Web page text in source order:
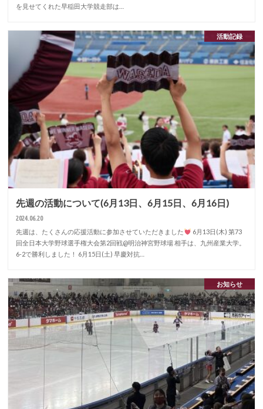
を見せてくれた早稲田大学競走部は…
活動記録
先週の活動について(6月13日、6月15日、6月16日)
2024.06.20
先週は、たくさんの応援活動に参加させていただきました
6月13日(木) 第73
回全日本大学野球選手権大会第2回戦@明治神宮野球場 相手は、九州産業大学。
6-2で勝利しました！ 6月15日(土) 早慶対抗…
お知らせ